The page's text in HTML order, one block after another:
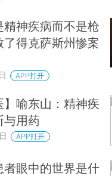
精神疾病而不是枪
了得克萨斯州惨案
APP打开
】喻东山：精神疾
与用药
APP打开
者眼中的世界是什